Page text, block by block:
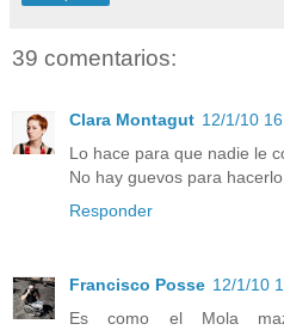
39 comentarios:
Clara Montagut 12/1/10
Lo hace para que nadie le
No hay guevos para
Responder
Francisco Posse 12/1/10
Es como el Mola